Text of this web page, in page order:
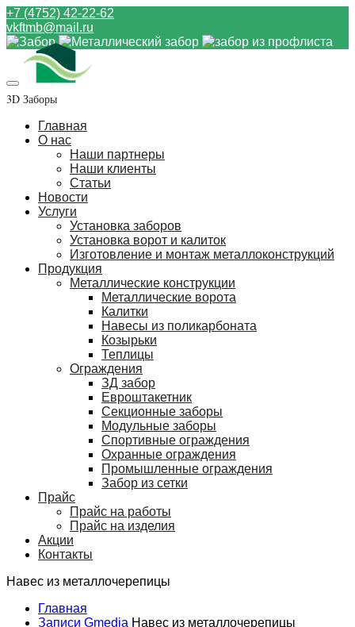
+7 (4752) 42-22-62
vkftmb@mail.ru
3D Заборы
Главная
О нас
Наши партнеры
Наши клиенты
Статьи
Новости
Услуги
Установка заборов
Установка ворот и калиток
Изготовление и монтаж металлоконструкций
Продукция
Металлические конструкции
Металлические ворота
Калитки
Навесы из поликарбоната
Козырьки
Теплицы
Ограждения
ЗД забор
Евроштакетник
Секционные заборы
Модульные заборы
Спортивные ограждения
Охранные ограждения
Промышленные ограждения
Забор из сетки
Прайс
Прайс на работы
Прайс на изделия
Акции
Контакты
Навес из металлочерепицы
Главная
Записи Gmedia Навес из металлочерепицы